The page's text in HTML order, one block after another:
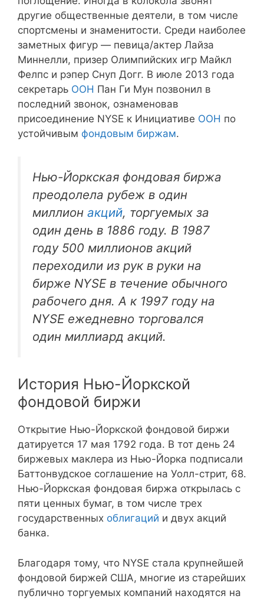
другие общественные деятели, в том числе
спортсмены и знаменитости. Среди наиболее
заметных фигур — певица/актер Лайза
Миннелли, призер Олимпийских игр Майкл
Фелпс и рэпер Снуп Догг. В июле 2013 года
секретарь ООН Пан Ги Мун позвонил в
последний звонок, ознаменовав
присоединение NYSE к Инициативе ООН по
устойчивым фондовым биржам.
Нью-Йоркская фондовая биржа
преодолела рубеж в один
миллион акций, торгуемых за
один день в 1886 году. В 1987
году 500 миллионов акций
переходили из рук в руки на
бирже NYSE в течение обычного
рабочего дня. А к 1997 году на
NYSE ежедневно торговался
один миллиард акций.
История Нью-Йоркской
фондовой биржи
Открытие Нью-Йоркской фондовой биржи
датируется 17 мая 1792 года. В тот день 24
биржевых маклера из Нью-Йорка подписали
Баттонвудское соглашение на Уолл-стрит, 68.
Нью-Йоркская фондовая биржа открылась с
пяти ценных бумаг, в том числе трех
государственных облигаций и двух акций
банка.
Благодаря тому, что NYSE стала крупнейшей
фондовой биржей США, многие из старейших
публично торгуемых компаний находятся на